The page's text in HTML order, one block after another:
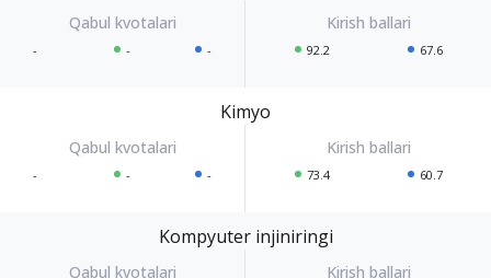
- - - 92.2 67.6
Kimyo
- - - 73.4 60.7
Kompyuter injiniringi